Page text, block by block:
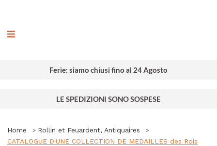
Ferie: siamo chiusi fino al 24 Agosto
LE SPEDIZIONI SONO SOSPESE
Home
Rollin et Feuardent, Antiquaires
CATALOGUE D'UNE COLLECTION DE MEDAILLES des Rois